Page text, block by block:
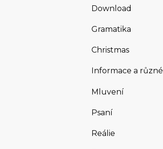
Download
Gramatika
Christmas
Informace a různé
Mluvení
Psaní
Reálie